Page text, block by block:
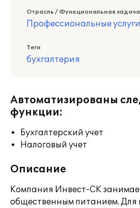
Отрасль / Функциональная задача
Профессиональные услуги
Теги
бухгалтерия
Автоматизированы
функции:
Бухгалтерский учет
Налоговый учет
Описание
Компания Инвест-СК
общественным питанием. Для